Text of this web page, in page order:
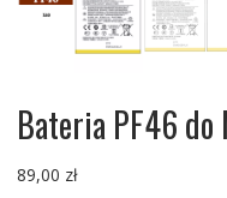
Bateria PF46
89,00 zł